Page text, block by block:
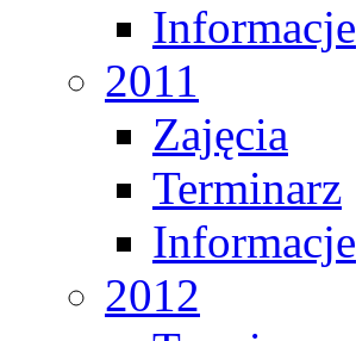
Informacje
2011
Zajęcia
Terminarz
Informacje
2012